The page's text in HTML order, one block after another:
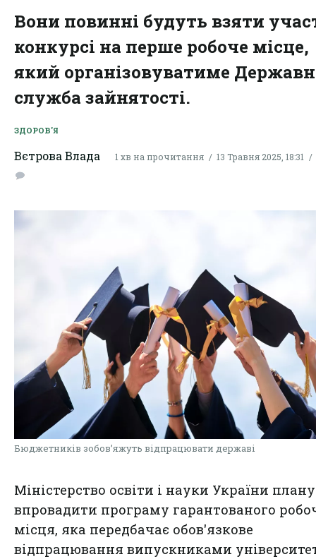
Вони повинні будуть взяти
конкурсі на перше робоче місце,
який організовуватиме
служба зайнятості.
ЗДОРОВ'Я
Вєтрова Влада 1 хв на прочитання 13 Травня 2025, 18:31
Бюджетників зобов’яжуть відпрацювати державі
Міністерство освіти і науки України
впровадити програму гарантованого
місця, яка передбачає обов'язкове
відпрацювання випускниками